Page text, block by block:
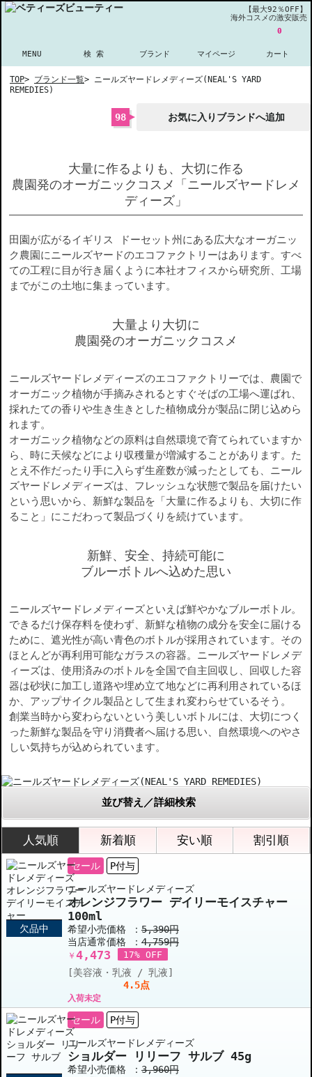
【最大92％OFF】
海外コスメの激安販売
MENU 検 索 ブランド マイページ
0
カート
TOP> ブランド一覧> ニールズヤードレメディーズ(NEAL'S YARD
REMEDIES)
98 お気に入りブランドへ追加
大量に作るよりも、大切に作る
農園発のオーガニックコスメ「ニールズヤードレメ
ディーズ」
田園が広がるイギリス ドーセット州にある広大なオーガニッ
ク農園にニールズヤードのエコファクトリーはあります。すべ
ての工程に目が行き届くように本社オフィスから研究所、工場
までがこの土地に集まっています。
大量より大切に
農園発のオーガニックコスメ
ニールズヤードレメディーズのエコファクトリーでは、農園で
オーガニック植物が手摘みされるとすぐそばの工場へ運ばれ、
採れたての香りや生き生きとした植物成分が製品に閉じ込めら
れます。
オーガニック植物などの原料は自然環境で育てられていますか
ら、時に天候などにより収穫量が増減することがあります。た
とえ不作だったり手に入らず生産数が減ったとしても、ニール
ズヤードレメディーズは、フレッシュな状態で製品を届けたい
という思いから、新鮮な製品を「大量に作るよりも、大切に作
ること」にこだわって製品づくりを続けています。
新鮮、安全、持続可能に
ブルーボトルへ込めた思い
ニールズヤードレメディーズといえば鮮やかなブルーボトル。
できるだけ保存料を使わず、新鮮な植物の成分を安全に届ける
ために、遮光性が高い青色のボトルが採用されています。その
ほとんどが再利用可能なガラスの容器。ニールズヤードレメデ
ィーズは、使用済みのボトルを全国で自主回収し、回収した容
器は砂状に加工し道路や埋め立て地などに再利用されているほ
か、アップサイクル製品として生まれ変わらせているそう。
創業当時から変わらないという美しいボトルには、大切につく
った新鮮な製品を守り消費者へ届ける思い、自然環境へのやさ
しい気持ちが込められています。
並び替え／詳細検索
人気順 新着順 安い順 割引順
欠品中
セール P付与
ニールズヤードレメディーズ
オレンジフラワー デイリーモイスチャー
100ml
希望小売価格 ： 5,390円
当店通常価格 ： 4,759円
￥ 4,473 17% OFF
[美容液・乳液 / 乳液]
4.5点
入荷未定
セール P付与
ニールズヤードレメディーズ
ショルダー リリーフ サルブ 45g
希望小売価格 ： 3,960円